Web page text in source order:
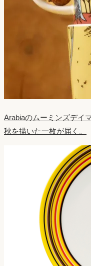
Arabiaのムーミンズデイ
秋を描いた一枚が届く。